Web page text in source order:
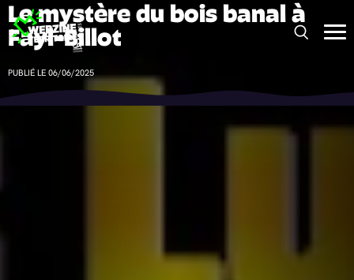
Panneau de gestion des cookies
Le mystère du bois banal à
Fayl-Billot
PUBLIÉ LE 06/06/2025